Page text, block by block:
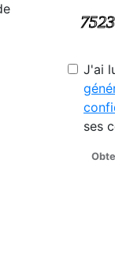
J'ai
ses